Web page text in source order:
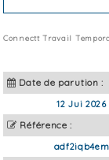
Connectt Travail
Date de parution :
12 Jui 2026
Référence :
adf2iqb4em